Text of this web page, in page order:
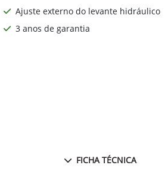
Ajuste externo do levante hidráulico
3 anos de garantia
FICHA TÉCNICA